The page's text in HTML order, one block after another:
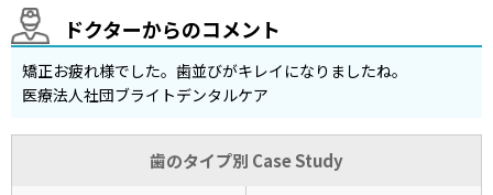
ドクターからのコメント
矯正お疲れ様でした。歯並びがキレイになりましたね。
医療法人社団ブライトデンタルケア
歯のタイプ別 Case Study